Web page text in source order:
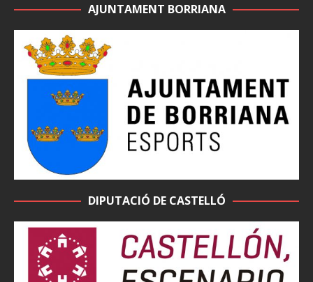
AJUNTAMENT BORRIANA
DIPUTACIÓ DE CASTELLÓ